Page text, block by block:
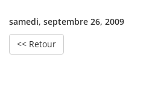
samedi, septembre 26, 2009
<< Retour